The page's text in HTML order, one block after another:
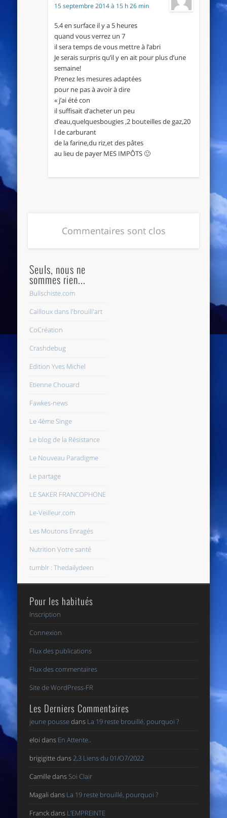
15 septembre 2014 à 15 h 26 min
5.4 en surface il y a 5 heures
quand vous verrez un 7
il sera temps de vous mettre à l’abri
Je serais surpris qu’il y en ait pour plus d’une
semaine!
Prenez les mesures adaptées
pour ne pas à avoir à dire
« j’ai été con
il suffisait d’acheter un peu
d’eau,quelquesbougies ,2 bouteilles de gaz,20
l de carburant
de la farine,du riz,et des pâtes
au lieu de payer MES IMPÔTS 🙂
Commentaires sont clos
Seuls, nous ne
sommes rien...
Bullschiste.com
Cailloux dans l'brouill'art
CoCréation
Crashdebug
Edition Yves Michel
Etienne Chouard
Fawkes-news
Le 4ème Singe
Le blog de la Résistance
Le Nouveau Paradigme
Le partage
LE SAKER FRANCOPHONE
Le-Veilleur.com
Les Moutons Enragés
Nutrition Votre santé
tumblr : Thedailydeen
Pour les habitués
Inscription
Connexion
Flux des publications
Flux des commentaires
Site de WordPress-FR
Les Derniers Commentaires
jeune poussedans La 19 reste brouillé, pourquoi ?
eloi dans En Attente..
brigigittedans 2,3 Liens du 01/O7/2022
Camilledans Soi Clair
Magali dans La 19 reste brouillé, pourquoi ?
Franckdans L’EMPREINTE